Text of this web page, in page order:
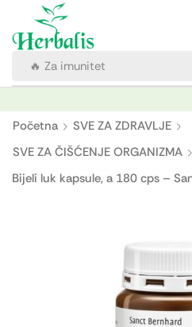
🔥 Za imunitet
Početna
SVE ZA ZDRAVLJE
SVE ZA ČIŠĆENJE ORGANIZMA
Bijeli luk kapsule, a 180 cps –